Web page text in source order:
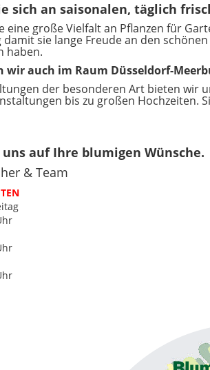
sich an saisonalen, täglich
eine große Vielfalt an Pflanzen für
sie lange Freude an den
haben.
wir auch im Raum Düsseldorf-
der besonderen Art bieten wir
bis zu großen Hochzeiten.
auf Ihre blumigen Wünsche.
& Team